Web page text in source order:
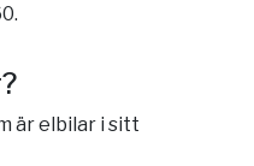
är elbilar i sitt